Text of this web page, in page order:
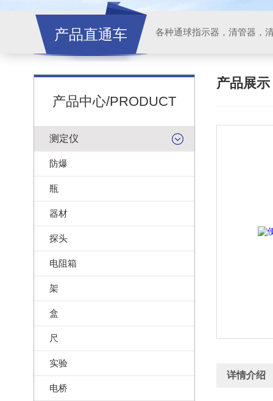
产品直通车 各种通球指示器，清管器，
产品中心/PRODUCT
测定仪
防爆
瓶
器材
探头
电阻箱
架
盒
尺
实验
电桥
产品展示
详情介绍